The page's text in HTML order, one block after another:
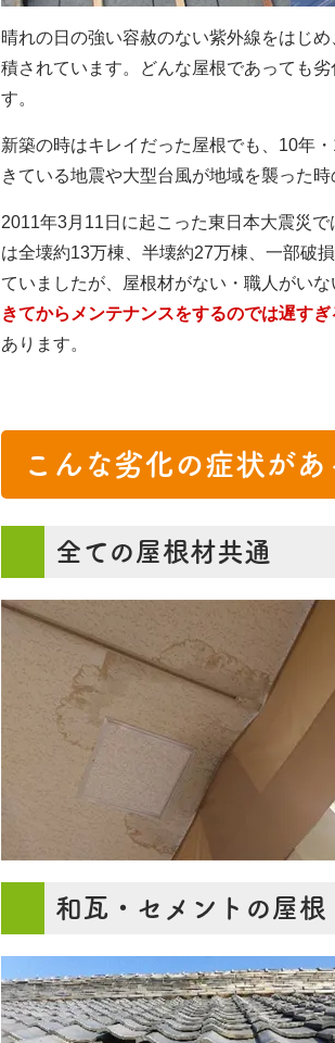
晴れの日の強い容赦のない紫外線をはじ
積されています。どんな屋根であっても
す。
新築の時はキレイだった屋根でも、10年
きている地震や大型台風が地域を襲った時
2011年3月11日に起こった東日本大震災
は全壊約13万棟、半壊約27万棟、一部破
ていましたが、屋根材がない・職人がい
きてからメンテナンスをするのでは遅す
あります。
こんな劣化の症状が
全ての屋根材共通
和瓦・セメントの屋根